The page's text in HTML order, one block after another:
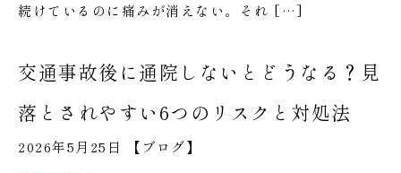
続けているのに痛みが消えない。それ […]
交通事故後に通院しないとどうなる？見
落とされやすい6つのリスクと対処法
2026年5月25日 【 ブログ】